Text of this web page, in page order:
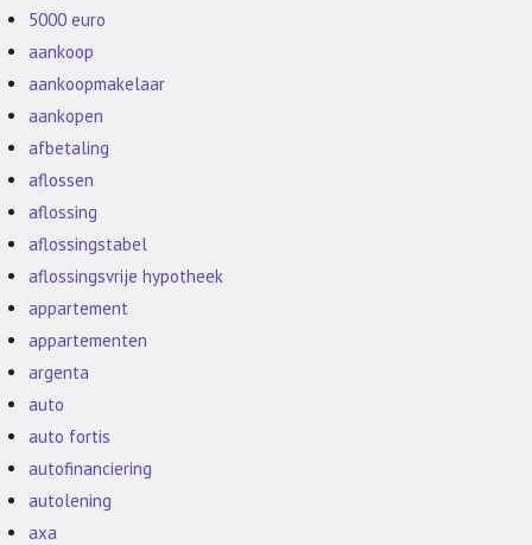
5000 euro
aankoop
aankoopmakelaar
aankopen
afbetaling
aflossen
aflossing
aflossingstabel
aflossingsvrije hypotheek
appartement
appartementen
argenta
auto
auto fortis
autofinanciering
autolening
axa